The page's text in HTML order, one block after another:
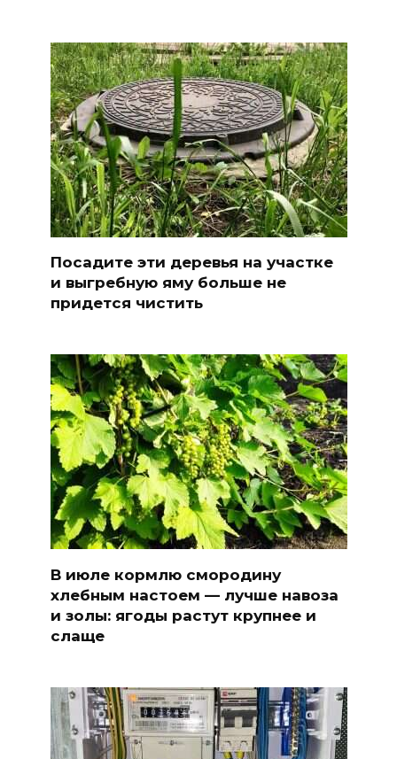
Посадите эти деревья на участке
и выгребную яму больше не
придется чистить
В июле кормлю смородину
хлебным настоем — лучше навоза
и золы: ягоды растут крупнее и
слаще